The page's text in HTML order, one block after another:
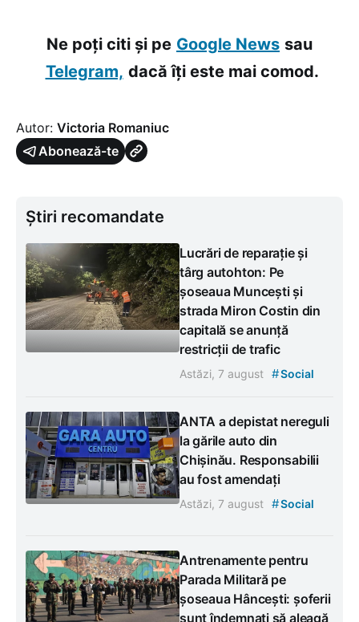
Ne poți citi și pe Google News sau
Telegram, dacă îți este mai comod.
Autor: Victoria Romaniuc
Abonează-te
Știri recomandate
Lucrări de reparație și
târg autohton: Pe
șoseaua Muncești și
strada Miron Costin din
capitală se anunță
restricții de trafic
Astăzi, 7 august #Social
ANTA a depistat nereguli
la gările auto din
Chișinău. Responsabilii
au fost amendați
Astăzi, 7 august #Social
Antrenamente pentru
Parada Militară pe
șoseaua Hâncești: șoferii
sunt îndemnați să aleagă